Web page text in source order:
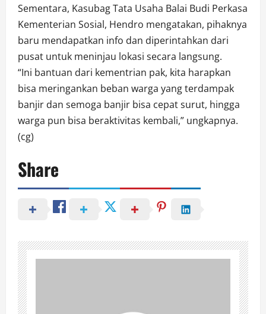
Sementara, Kasubag Tata Usaha Balai Budi Perkasa
Kementerian Sosial, Hendro mengatakan, pihaknya
baru mendapatkan info dan diperintahkan dari
pusat untuk meninjau lokasi secara langsung.
“Ini bantuan dari kementrian pak, kita harapkan
bisa meringankan beban warga yang terdampak
banjir dan semoga banjir bisa cepat surut, hingga
warga pun bisa beraktivitas kembali,” ungkapnya.
(cg)
Share